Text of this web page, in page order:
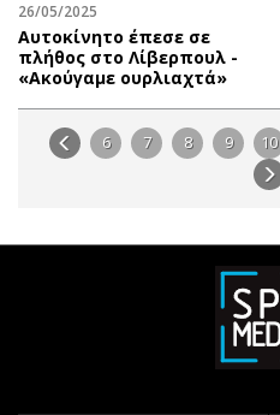
26/05/2025
Αυτοκίνητο έπεσε σε
πλήθος στο Λίβερπουλ -
«Ακούγαμε ουρλιαχτά»
6 7 8 9 10